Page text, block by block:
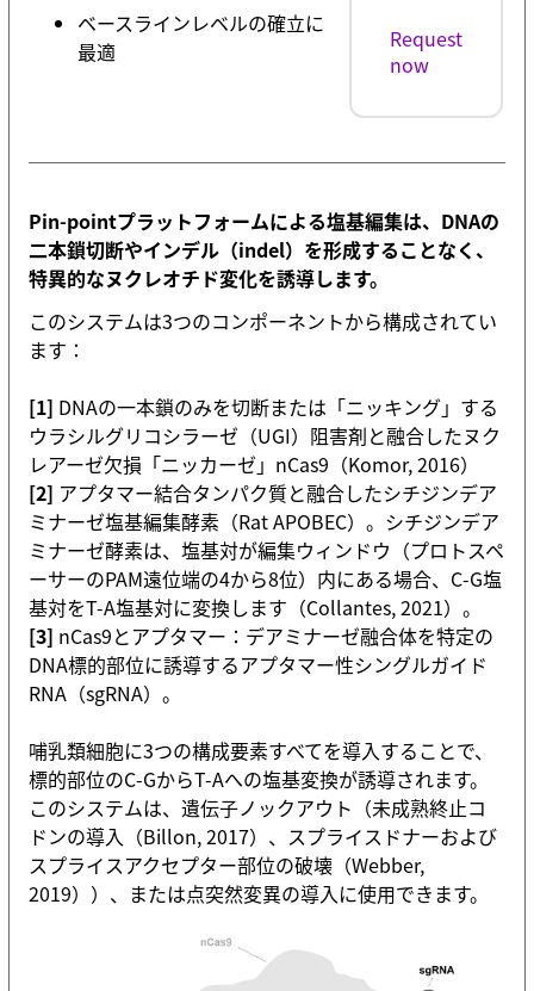
ベースラインレベルの確立に
最適
Request
now
Pin-pointプラットフォームによる塩基編集は、DNAの
二本鎖切断やインデル（indel）を形成することなく、
特異的なヌクレオチド変化を誘導します。
このシステムは3つのコンポーネントから構成されてい
ます：
[1] DNAの一本鎖のみを切断または「ニッキング」する
ウラシルグリコシラーゼ（UGI）阻害剤と融合したヌク
レアーゼ欠損「ニッカーゼ」nCas9（Komor, 2016）
[2] アプタマー結合タンパク質と融合したシチジンデア
ミナーゼ塩基編集酵素（Rat APOBEC）。シチジンデア
ミナーゼ酵素は、塩基対が編集ウィンドウ（プロトスペ
ーサーのPAM遠位端の4から8位）内にある場合、C-G塩
基対をT-A塩基対に変換します（Collantes, 2021）。
[3] nCas9とアプタマー：デアミナーゼ融合体を特定の
DNA標的部位に誘導するアプタマー性シングルガイド
RNA（sgRNA）。
哺乳類細胞に3つの構成要素すべてを導入することで、
標的部位のC-GからT-Aへの塩基変換が誘導されます。
このシステムは、遺伝子ノックアウト（未成熟終止コ
ドンの導入（Billon, 2017）、スプライスドナーおよび
スプライスアクセプター部位の破壊（Webber,
2019））、または点突然変異の導入に使用できます。